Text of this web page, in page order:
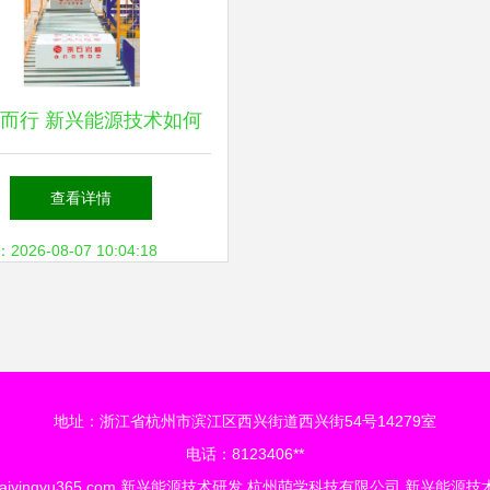
行 新兴能源技术如何
动“第二曲线”发展
查看详情
2026-08-07 10:04:18
地址：浙江省杭州市滨江区西兴街道西兴街54号14279室
电话：8123406**